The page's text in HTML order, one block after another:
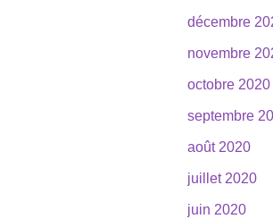
décembre
novembre
octobre 2020
septembre
août 2020
juillet 2020
juin 2020